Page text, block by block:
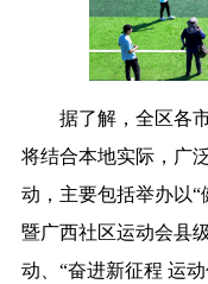
据了解，全区各市
将结合本地实际，广
动，主要包括举办以
暨广西社区运动会县
动、“奋进新征程 运